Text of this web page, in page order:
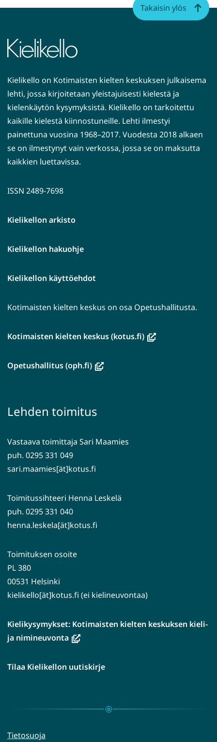
Kielikello on Kotimaisten kielten keskuksen julkaisema
lehti, jossa kirjoitetaan yleistajuisesti kielestä ja
kielenkäytön kysymyksistä. Kielikello on tarkoitettu
kaikille kielestä kiinnostuneille. Lehti ilmestyi
painettuna vuosina 1968–2017. Vuodesta 2018 alkaen
se on ilmestynyt vain verkossa, jossa se on maksutta
kaikkien luettavissa.
ISSN 2489-7698
Kielikellon arkisto
Kielikellon hakuohje
Kielikellon käyttöehdot
Kotimaisten kielten keskus on osa Opetushallitusta.
Kotimaisten kielten keskus (kotus.fi)(avautuu
Opetushallitus (oph.fi)(avautuu
toiseen
Lehden toimitus
Vastaava toimittaja Sari Maamies
puh. 0295 331 049
sari.maamies[ät]kotus.fi
Toimitussihteeri Henna Leskelä
puh. 0295 331 040
henna.leskela[ät]kotus.fi
Toimituksen osoite
PL 380
00531 Helsinki
kielikello[ät]kotus.fi (ei kielineuvontaa)
Kielikysymykset: Kotimaisten kielten keskuksen kieli-
ja nimineuvonta(avautuu
ikkunaan,
palveluun)
Tilaa Kielikellon uutiskirje
Tietosuoja
Takaisin ylös